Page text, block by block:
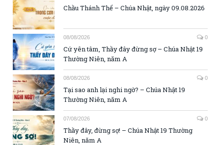
Chầu Thánh Thể – Chúa Nhật, ngày 09.08.2026
08/08/2026 0
Cứ yên tâm, Thầy đây đừng sợ – Chúa Nhật 19
Thường Niên, năm A
08/08/2026 0
Tại sao anh lại nghi ngờ? – Chúa Nhật 19
Thường Niên, năm A
07/08/2026 0
Thầy đây, đừng sợ! – Chúa Nhật 19 Thường
Niên, năm A